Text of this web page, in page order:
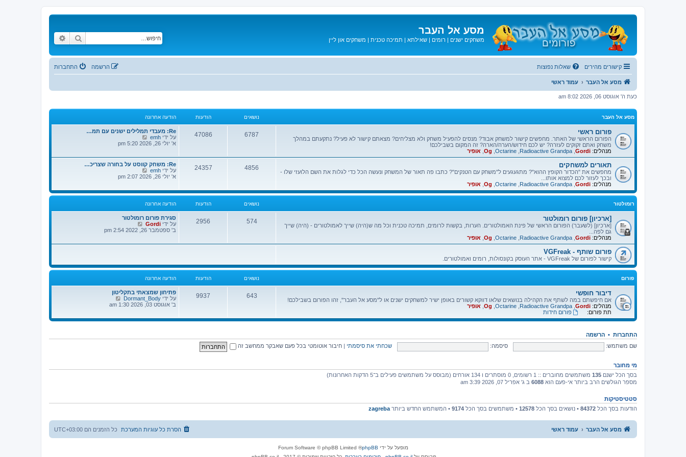
מסע אל העבר
משחקים ישנים | רומים | שאילתא | תמיכה טכנית | משחקים און ליין חיפוש
קישורים מהירים שאלות נפוצות התחברות הרשמה
מסע אל העבר עמוד ראשי
כעת ה' אוגוסט 06, 2026 8:02 am
מסע אל העבר נושאים הודעות הודעה אחרונה
פורום ראשי
הפורום הראשי של האתר. מחפשים קישור למשחק אבוד? מנסים להפעיל משחק ולא מצליחים? מצאתם קישור לא פעיל? נתקעתם במהלך
משחק ואתם זקוקים לעזרה? יש לכם חידוש/הערה/הארה? זה המקום בשבילכם!
מנהלים: Gordi
Radioactive Grandpa
Octarine
Og אופיר
6787
47086
Re: מעבדי תמלילים ישנים עם תמ…
על ידי emh
פ
ו
ד
ע
ה
א
ר
ו
נ
ה
א' יולי 26, 2026 5:20 pm
תאורים למשחקים
מחפשים את "הכדור הקופץ ההוא"? מתגעגעים ל"משחק עם הטנקים"? כתבו פה תאור של המשחק ונעשה הכל כדי לגלות את השם הלועזי שלו -
ובכך לעזור לכם למצוא אותו...
מנהלים: Gordi
Radioactive Grandpa
Octarine
Og אופיר
4856
24357
Re: משחק קווסט על בחורה שצריכ…
על ידי emh
פ
ה
ע
ה
ה
א
ר
א' יולי 26, 2026 2:07 pm
רומולטור נושאים הודעות הודעה אחרונה
[ארכיון] פורום רומולטור
[ארכיון] (לשעבר) הפורום הראשי של פינת האמולטורים. הערות, בקשות לרומים, תמיכה טכנית וכל מה ש(היה) שייך לאמולטורים - (היה) שייך
גם לפה...
מנהלים: Gordi
Radioactive Grandpa
Octarine
Og אופיר
574
2956
סגירת פורום רומולטור
על ידי Gordi
פ
ע
ה
א
ח
ר
ו
ב' ספטמבר 26, 2022 2:54 pm
פורום שותף - VGFreak
קישור לפורום של VGFreak - אתר העוסק בקונסולות, רומים ואמולטורים.
פורום נושאים הודעות הודעה אחרונה
דיבור חופשי
אם חיפשתם במה לשתף את הקהילה בנושאים שלאו דווקא קשורים באופן ישיר למשחקים ישנים או ל"מסע אל העבר", זהו הפורום בשבילכם!
מנהלים: Gordi
Radioactive Grandpa
Octarine
Og אופיר
תת פורום:
פורום חידות
643
9937
פתיחון שמצאתי בתקליטון
על ידי Dormant_Body
פ
ה
ע
ר
ב' אוגוסט 03, 2026 1:30 am
התחברות • הרשמה
שם משתמש:
סיסמה: שכחתי את סיסמתי חיבור אוטומטי בכל פעם שאבקר ממחשב זה
מי מחובר
בסך הכל ישנם 135 משתמשים מחוברים :: 1 רשומים, 0 מוסתרים ו 134 אורחים (מבוסס על משתמשים פעילים ב־5 הדקות האחרונות)
מספר הגולשים הרב ביותר אי-פעם הוא 6088 ב ג' אפריל 07, 2026 3:39 am
סטטיסטיקות
הודעות בסך הכל 84372 • נושאים בסך הכל 12578 • משתמשים בסך הכל 9174 • המשתמש החדש ביותר zagreba
מסע אל העבר עמוד ראשי כל הזמנים הם UTC+03:00 הסרת כל עוגיות המערכת
מופעל על ידי phpBB
® Forum Software © phpBB Limited